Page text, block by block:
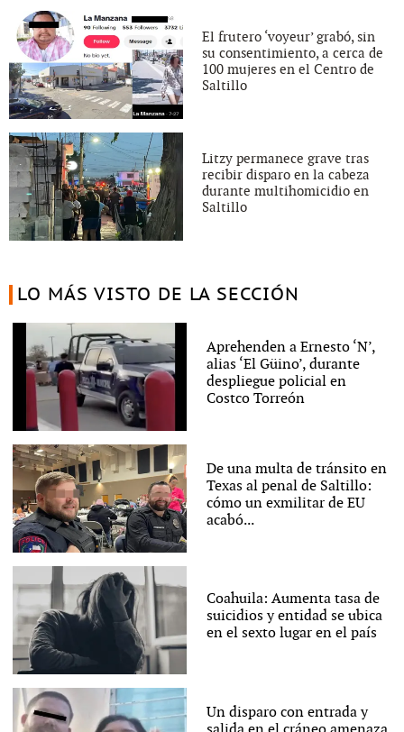
El frutero ‘voyeur’ grabó, sin
su consentimiento, a cerca de
100 mujeres en el Centro de
Saltillo
Litzy permanece grave tras
recibir disparo en la cabeza
durante multihomicidio en
Saltillo
LO MÁS VISTO DE LA SECCIÓN
Aprehenden a Ernesto ‘N’,
alias ‘El Güino’, durante
despliegue policial en
Costco Torreón
De una multa de tránsito en
Texas al penal de Saltillo:
cómo un exmilitar de EU
acabó...
Coahuila: Aumenta tasa de
suicidios y entidad se ubica
en el sexto lugar en el país
Un disparo con entrada y